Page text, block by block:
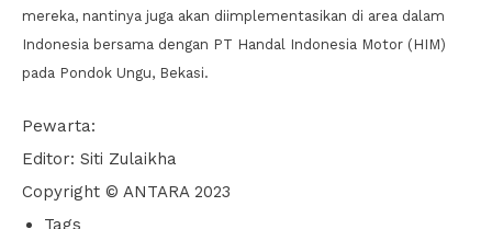
mereka, nantinya juga akan diimplementasikan di area dalam
Indonesia bersama dengan PT Handal Indonesia Motor (HIM)
pada Pondok Ungu, Bekasi.
Pewarta:
Editor: Siti Zulaikha
Copyright © ANTARA 2023
Tags